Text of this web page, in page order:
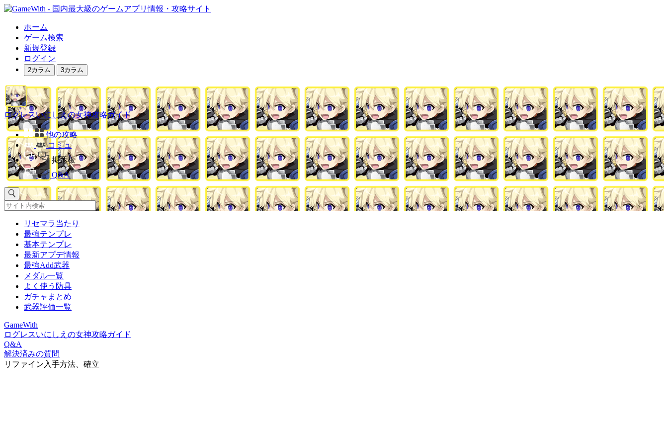
ホーム
ゲーム検索
新規登録
ログイン
2カラム 3カラム
ログレスいにしえの女神攻略ガイド
他の攻略
コミュ
掲示板
Q&A
リセマラ当たり
最強テンプレ
基本テンプレ
最新アプデ情報
最強Add武器
メダル一覧
よく使う防具
ガチャまとめ
武器評価一覧
GameWith
ログレスいにしえの女神攻略ガイド
Q&A
解決済みの質問
リファイン入手方法、確立